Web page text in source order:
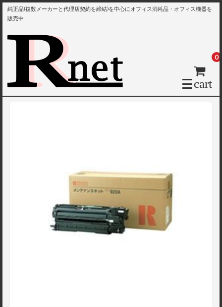
純正品(複数メーカーと代理店契約を締結)を中心にオフィス消耗品・オフィス機器を
販売中
cart
0